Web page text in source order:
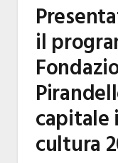
il
capitale
cultura